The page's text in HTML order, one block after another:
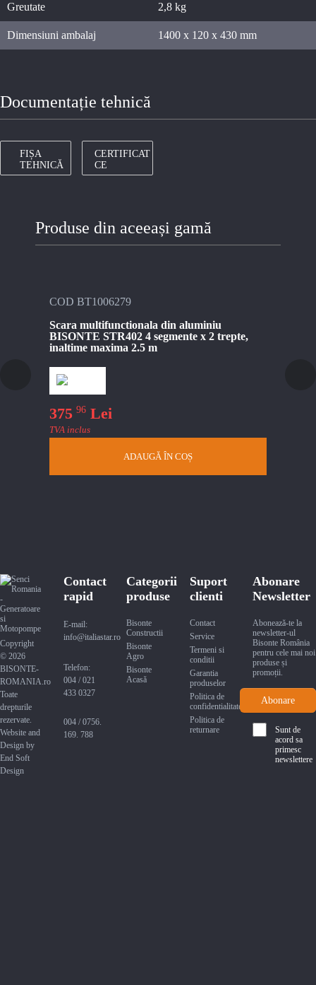
Greutate 2,8 kg
Dimensiuni ambalaj 1400 x 120 x 430 mm
Documentație tehnică
FIȘA
TEHNICĂ
CERTIFICAT
CE
Produse din aceeași gamă
COD BT1006279
Scara multifunctionala din aluminiu
BISONTE STR402 4 segmente x 2 trepte,
inaltime maxima 2.5 m
375 96 Lei
TVA inclus
ADAUGĂ ÎN COȘ
Copyright
© 2026
BISONTE-
ROMANIA.ro
Toate
drepturile
rezervate.
Website and
Design by
End Soft
Design
Contact
rapid
E-mail:
info@italiastar.ro
Telefon:
004 / 021
433 0327
004 / 0756.
169. 788
Categorii
produse
Bisonte
Constructii
Bisonte
Agro
Bisonte
Acasă
Suport
clienti
Contact
Service
Termeni si
conditii
Garantia
produselor
Politica de
confidentialitate
Politica de
returnare
Abonare
Newsletter
Abonează-te la
newsletter-ul
Bisonte România
pentru cele mai noi
produse și
promoții.
Sunt de
acord sa
primesc
newslettere